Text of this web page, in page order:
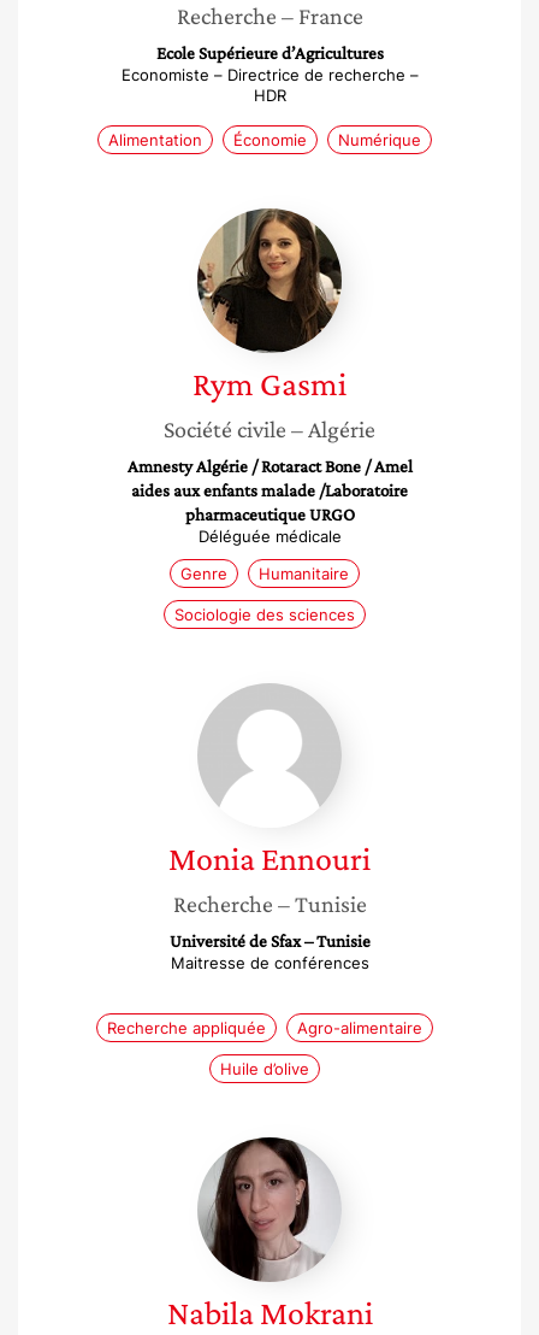
Recherche – France
Ecole Supérieure d’Agricultures
Economiste – Directrice de recherche –
HDR
Alimentation Économie Numérique
Rym
Gasmi
Rym Gasmi
Société civile – Algérie
Amnesty Algérie / Rotaract Bone / Amel
aides aux enfants malade /Laboratoire
pharmaceutique URGO
Déléguée médicale
Genre
Humanitaire
Sociologie des sciences
Monia
Ennouri
MoniaEnnouri
Recherche – Tunisie
Université de Sfax – Tunisie
Maitresse de conférences
Recherche appliquée Agro-alimentaire
Huile d’olive
Nabila
Mokrani
Nabila Mokrani